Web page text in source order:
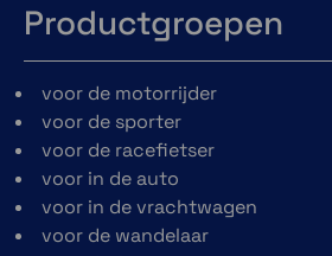
Productgroepen
voor de motorrijder
voor de sporter
voor de racefietser
voor in de auto
voor in de vrachtwagen
voor de wandelaar